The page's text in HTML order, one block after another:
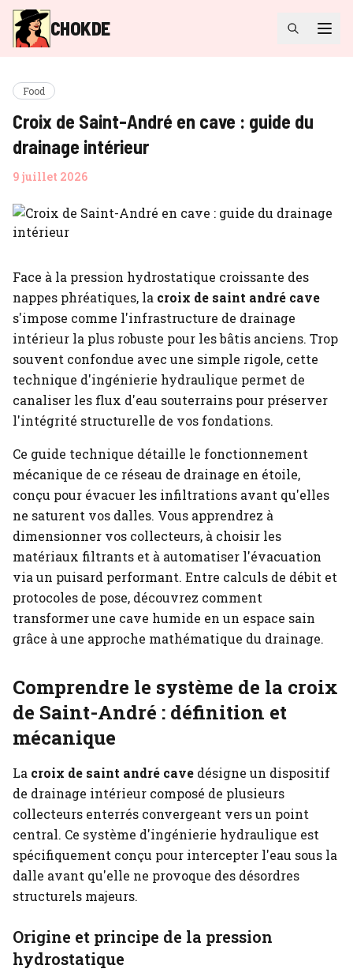
CHOKDE
Food
Croix de Saint-André en cave : guide du
drainage intérieur
9 juillet 2026
Face à la pression hydrostatique croissante des
nappes phréatiques, la croix de saint andré cave
s'impose comme l'infrastructure de drainage
intérieur la plus robuste pour les bâtis anciens. Trop
souvent confondue avec une simple rigole, cette
technique d'ingénierie hydraulique permet de
canaliser les flux d'eau souterrains pour préserver
l'intégrité structurelle de vos fondations.
Ce guide technique détaille le fonctionnement
mécanique de ce réseau de drainage en étoile,
conçu pour évacuer les infiltrations avant qu'elles
ne saturent vos dalles. Vous apprendrez à
dimensionner vos collecteurs, à choisir les
matériaux filtrants et à automatiser l'évacuation
via un puisard performant. Entre calculs de débit et
protocoles de pose, découvrez comment
transformer une cave humide en un espace sain
grâce à une approche mathématique du drainage.
Comprendre le système de la croix
de Saint-André : définition et
mécanique
La croix de saint andré cave désigne un dispositif
de drainage intérieur composé de plusieurs
collecteurs enterrés convergeant vers un point
central. Ce système d'ingénierie hydraulique est
spécifiquement conçu pour intercepter l'eau sous la
dalle avant qu'elle ne provoque des désordres
structurels majeurs.
Origine et principe de la pression
hydrostatique